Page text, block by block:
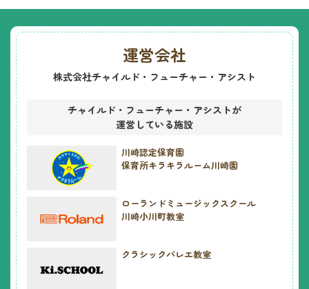
運営会社
株式会社チャイルド・フューチャー・アシスト
チャイルド・フューチャー・アシストが
運営している施設
川崎認定保育園
保育所キラキラルーム川崎園
ローランドミュージックスクール
川崎小川町教室
クラシックバレエ教室